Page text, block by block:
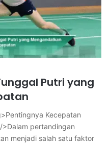
Putri yang
Kecepatan
pertandingan
menjadi salah satu faktor